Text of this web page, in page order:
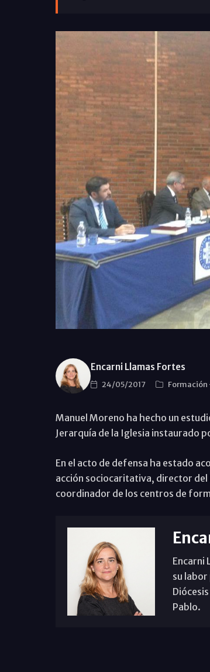
Encarni Llamas Fortes
24/05/2017 Formación
Manuel Moreno ha hecho un
Jerarquía de la Iglesia instaurado
En el acto de defensa ha estado
acción sociocaritativa, director del
coordinador de los centros de
Encarni
su labor
Pablo.